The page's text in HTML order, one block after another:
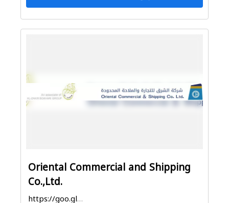
Oriental Commercial and Shipping
Co.,Ltd.
https://goo.gl/maps/4KPK6JvsuQtYNqLL8